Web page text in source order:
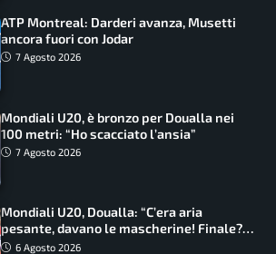
ATP Montreal: Darderi avanza, Musetti
ancora fuori con Jodar
7 Agosto 2026
Mondiali U20, è bronzo per Doualla nei
100 metri: “Ho scacciato l’ansia”
7 Agosto 2026
Mondiali U20, Doualla: “C’era aria
pesante, davano le mascherine! Finale?
Non ho nulla da perdere”
6 Agosto 2026